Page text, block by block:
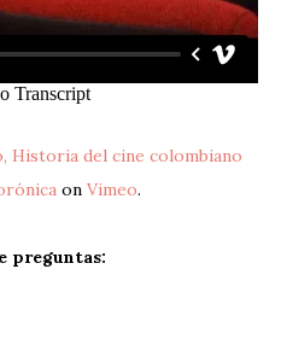
Historia del cine colombiano
on Vimeo.
preguntas: